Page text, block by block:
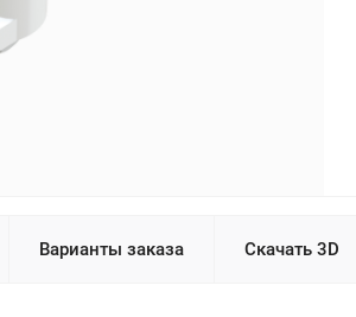
Варианты заказа Скачать 3D